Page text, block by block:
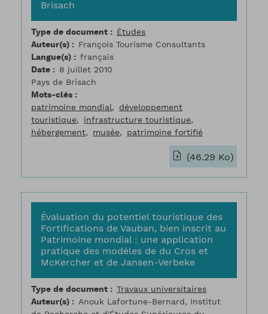
Brisach
Type de document
Études
Auteur(s)
François Tourisme Consultants
Langue(s)
français
Date
8 juillet 2010
Pays de Brisach
Mots-clés
patrimoine mondial
développement
touristique
infrastructure touristique
hébergement
musée patrimoine fortifié
(46.29 Ko)
Évaluation du potentiel touristique des
Fortifications de Vauban, bien inscrit au
Patrimoine mondial : une application
pratique des modèles de du Cros et
McKercher et de Jansen-Verbeke
Type de document
Travaux universitaires
Auteur(s)
Anouk Lafortune-Bernard, Institut